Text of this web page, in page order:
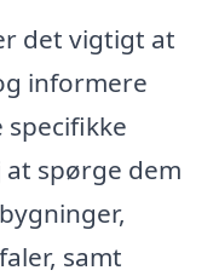
det vigtigt at
informere
spørge dem
samt